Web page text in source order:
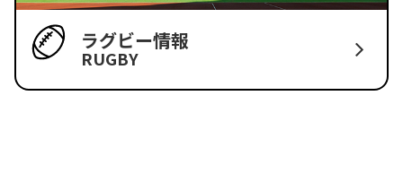
ラグビー情報
RUGBY